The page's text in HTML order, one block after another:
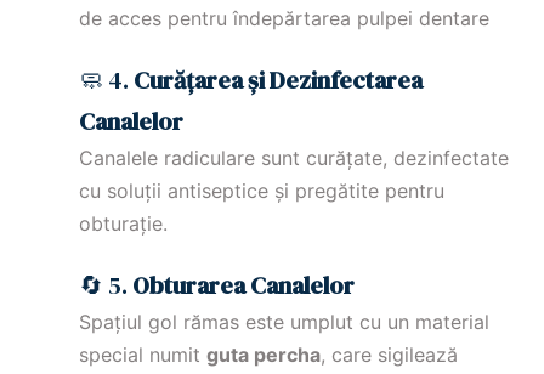
de acces pentru îndepărtarea pulpei dentare
🧼 4. Curățarea și Dezinfectarea
Canalelor
Canalele radiculare sunt curățate, dezinfectate
cu soluții antiseptice și pregătite pentru
obturație.
🔄 5. Obturarea Canalelor
Spațiul gol rămas este umplut cu un material
special numit guta percha, care sigilează